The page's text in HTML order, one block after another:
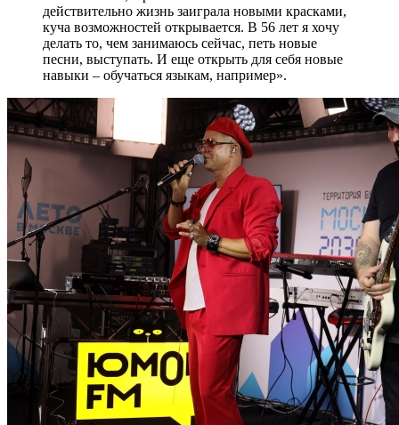
действительно жизнь заиграла новыми красками,
куча возможностей открывается. В 56 лет я хочу
делать то, чем занимаюсь сейчас, петь новые
песни, выступать. И еще открыть для себя новые
навыки – обучаться языкам, например».